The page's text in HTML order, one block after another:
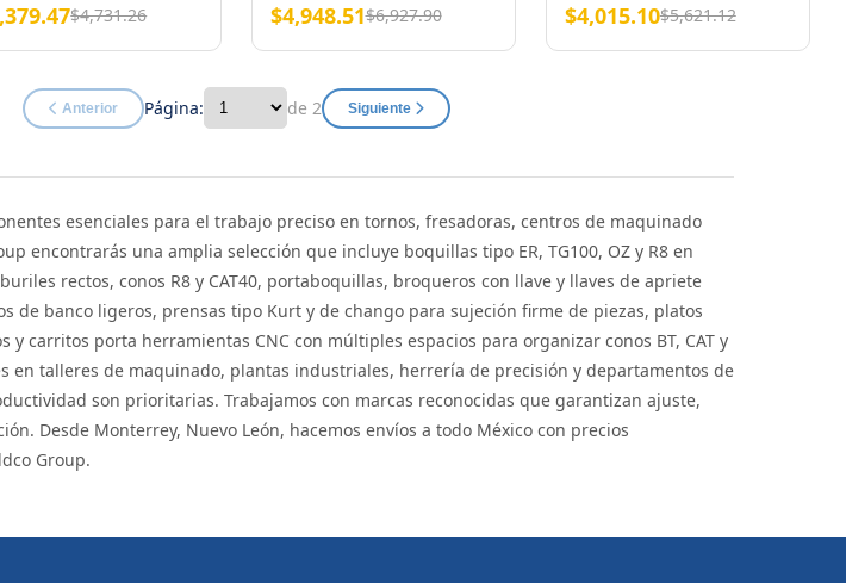
$4,731.26 $4,948.51$6,927.90 $4,015.10$5,621.12
Anterior Página: de 2 Siguiente
esenciales para el trabajo preciso en tornos, fresadoras, centros de maquinado
encontrarás una amplia selección que incluye boquillas tipo ER, TG100, OZ y R8 en
rectos, conos R8 y CAT40, portaboquillas, broqueros con llave y llaves de apriete
de banco ligeros, prensas tipo Kurt y de chango para sujeción firme de piezas, platos
carritos porta herramientas CNC con múltiples espacios para organizar conos BT, CAT y
en talleres de maquinado, plantas industriales, herrería de precisión y departamentos de
son prioritarias. Trabajamos con marcas reconocidas que garantizan ajuste,
Desde Monterrey, Nuevo León, hacemos envíos a todo México con precios
Group.